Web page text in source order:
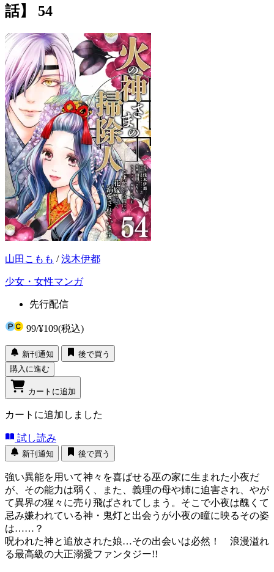
話】 54
山田こもも /浅木伊都
少女・女性マンガ
先行配信
99/¥109(税込)
新刊通知
後で買う
購入に進む
カートに追加
カートに追加しました
試し読み
新刊通知 後で買う
強い異能を用いて神々を喜ばせる巫の家に生まれた小夜だ
が、その能力は弱く、また、義理の母や姉に迫害され、やが
て異界の猩々に売り飛ばされてしまう。そこで小夜は醜くて
忌み嫌われている神・鬼灯と出会うが小夜の瞳に映るその姿
は……？
呪われた神と追放された娘…その出会いは必然！ 浪漫溢れ
る最高級の大正溺愛ファンタジー!!